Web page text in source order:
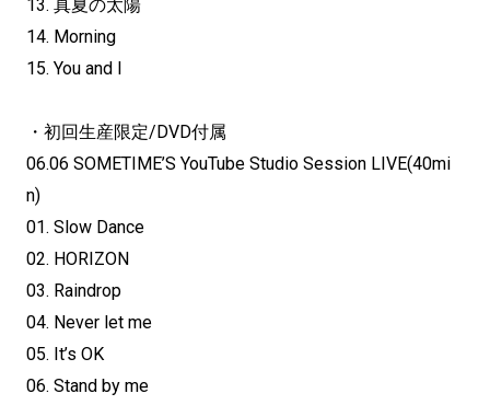
13. 真夏の太陽
14. Morning
15. You and I
・初回生産限定/DVD付属
06.06 SOMETIME’S YouTube Studio Session LIVE(40mi
n)
01. Slow Dance
02. HORIZON
03. Raindrop
04. Never let me
05. It’s OK
06. Stand by me